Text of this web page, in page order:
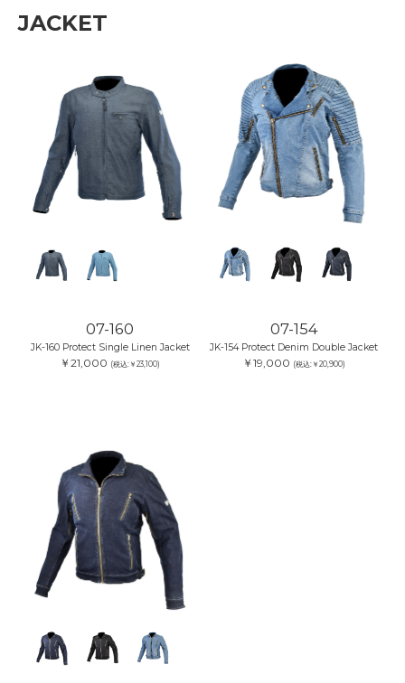
JACKET
07-160
JK-160 Protect Single Linen Jacket
￥21,000 (税込:￥23,100)
07-154
JK-154 Protect Denim Double Jacket
￥19,000 (税込:￥20,900)